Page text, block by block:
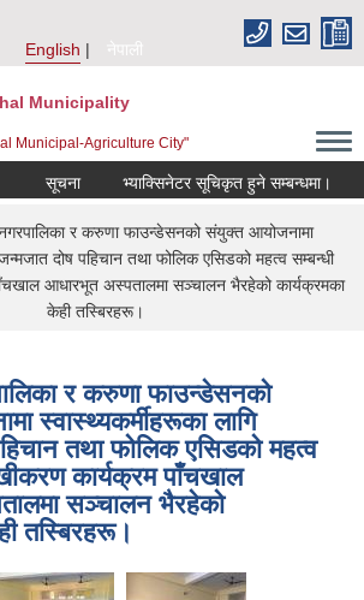
English
नेपाली
Municipality
Municipal-Agriculture City"
सूचना भ्याक्सिनेटर सूचिकृत हुने सम्बन्धमा।
र करुणा फाउन्डेसनको संयुक्त आयोजनामा
दोष पहिचान तथा फोलिक एसिडको महत्व सम्बन्धी
आधारभूत अस्पतालमा सञ्चालन भैरहेको कार्यक्रमका
केही तस्बिरहरू।
र करुणा फाउन्डेसनको
स्वास्थ्यकर्मीहरूका लागि
तथा फोलिक एसिडको महत्व
कार्यक्रम पाँचखाल
सञ्चालन भैरहेको
तस्बिरहरू।